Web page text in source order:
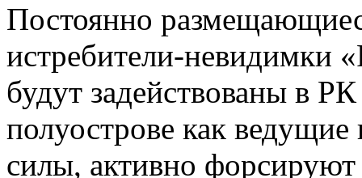
Постоянно
истребители-невидимки
будут задействованы в
полуострове как
силы, активно